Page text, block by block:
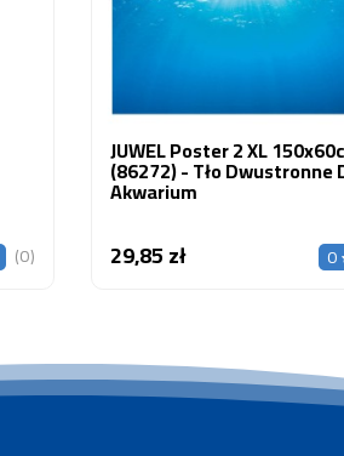
(0)
JUWEL Poster 2 XL
(86272) - Tło Dwustronne
Akwarium
29,85 złCena 0